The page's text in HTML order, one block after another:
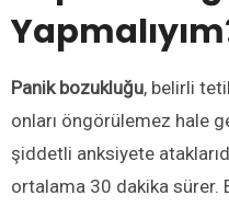
Panik bozukluğu, belirli
onları öngörülemez hale
şiddetli anksiyete
ortalama 30 dakika sürer.